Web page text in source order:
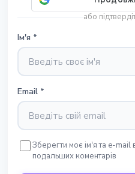
або
Ім'я *
Email *
Зберегти моє ім'я та e-mail
подальших коментарів